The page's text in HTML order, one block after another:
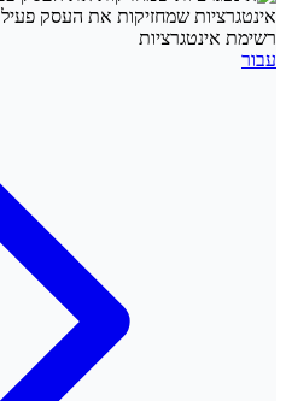
אינטגרציות שמחזיקות את העסק פעיל
רשימת אינטגרציות
עבור